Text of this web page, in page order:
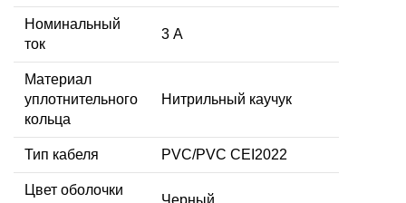
Номинальный
ток
3 А
Материал
уплотнительного
кольца
Нитрильный каучук
Тип кабеля PVC/PVC CEI2022
Цвет оболочки
Черный